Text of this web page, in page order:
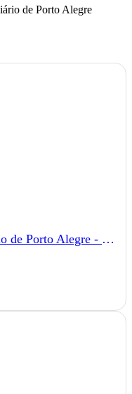
de Porto Alegre
Terminal Rodoviário de Porto Alegre - Porto Alegre - RS